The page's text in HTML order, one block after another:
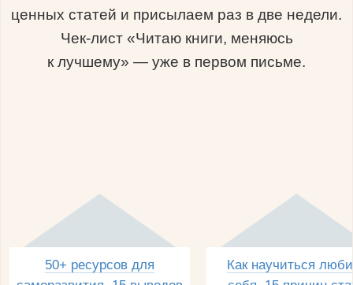
ценных статей и присылаем раз в две недели.
Чек-лист «Читаю книги, меняюсь
к лучшему» — уже в первом письме.
50+ ресурсов для
Как научиться